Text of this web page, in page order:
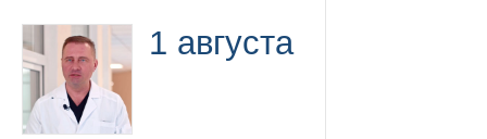
1 августа